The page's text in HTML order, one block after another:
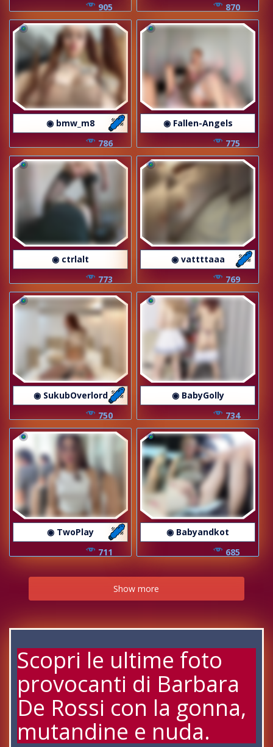
905
870
◉ bmw_m8
786
◉ Fallen-Angels
775
◉ ctrlalt
773
◉ vattttaaa
769
◉ SukubOverlord
750
◉ BabyGolly
734
◉ TwoPlay
711
◉ Babyandkot
685
Show more
Scopri le ultime foto
provocanti di Barbara
De Rossi con la gonna,
mutandine e nuda.